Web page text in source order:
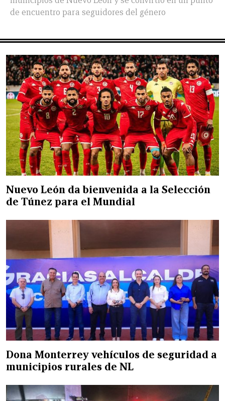
de encuentro para seguidores del género
Nuevo León da bienvenida a la Selección
de Túnez para el Mundial
Dona Monterrey vehículos de seguridad a
municipios rurales de NL